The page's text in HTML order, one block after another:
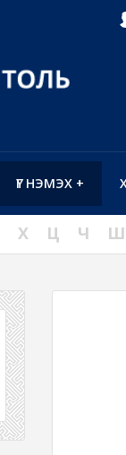
ҮГ НЭМЭХ +
Х Ц Ч Ш